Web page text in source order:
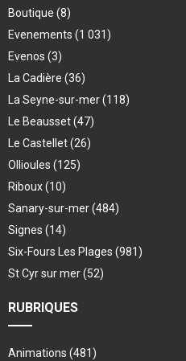
Boutique (8)
Evenements (1 031)
Evenos (3)
La Cadière (36)
La Seyne-sur-mer(118)
Le Beausset(47)
Le Castellet(26)
Ollioules (125)
Riboux(10)
Sanary-sur-mer(484)
Signes (14)
Six-Fours Les Plages (981)
St Cyr sur mer(52)
RUBRIQUES
Animations (481)